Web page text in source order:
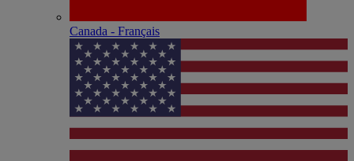
Canada - Français